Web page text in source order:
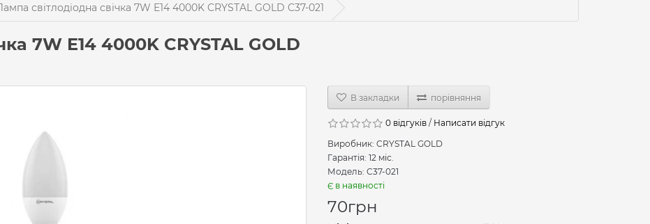
світлодіодна свічка 7W E14 4000K CRYSTAL GOLD C37-021
7W E14 4000K CRYSTAL GOLD
В закладки порівняння
0 відгуків / Написати відгук
Виробник: CRYSTAL GOLD
Гарантія: 12 міс.
Модель: C37-021
Є в наявності
70грн